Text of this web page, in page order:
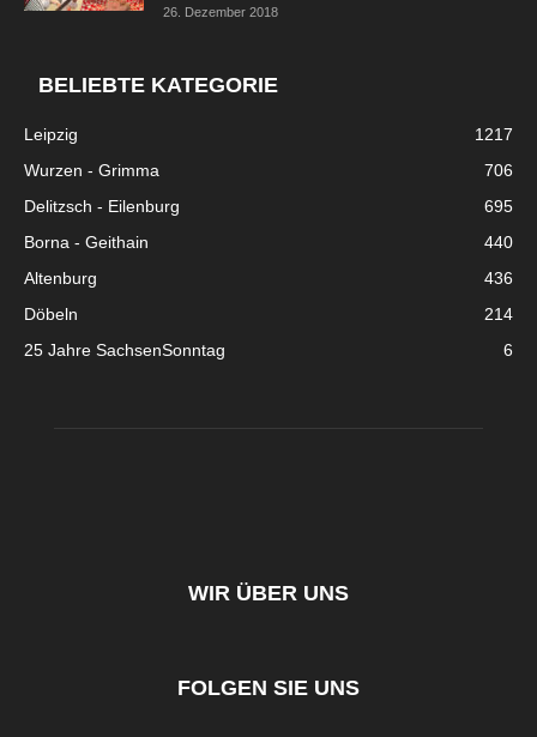
26. Dezember 2018
BELIEBTE KATEGORIE
Leipzig
1217
Wurzen - Grimma
706
Delitzsch - Eilenburg
695
Borna - Geithain
440
Altenburg
436
Döbeln
214
25 Jahre SachsenSonntag
6
WIR ÜBER UNS
FOLGEN SIE UNS